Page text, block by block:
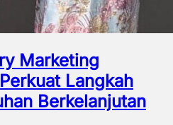
Marketing
Langkah
Berkelanjutan